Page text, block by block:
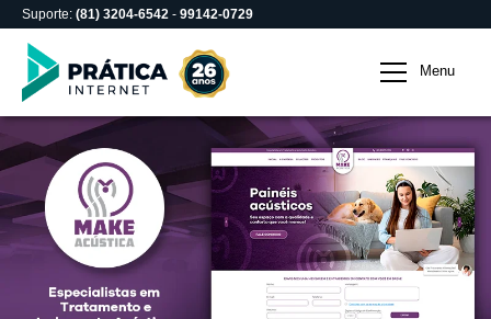
Suporte: (81) 3204-6542 - 99142-0729
O contador do futuroMenu